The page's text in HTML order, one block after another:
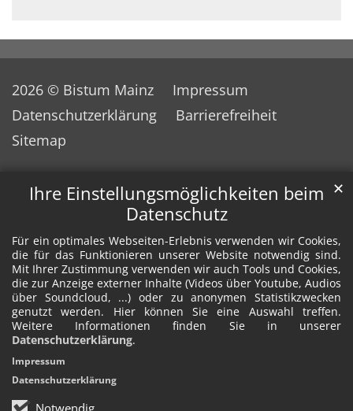
Ihre Einstellungsmöglichkeiten beim
Datenschutz
Für ein optimales Webseiten-Erlebnis verwenden wir Cookies,
die für das Funktionieren unserer Website notwendig sind.
Mit Ihrer Zustimmung verwenden wir auch Tools und Cookies,
die zur Anzeige externer Inhalte (Videos über Youtube, Audios
über Soundcloud, ...) oder zu anonymen Statistikzwecken
genutzt werden. Hier können Sie eine Auswahl treffen.
Weitere Informationen finden Sie in unserer
Datenschutzerklärung.
✕
Impressum
Datenschutzerklärung
2026 © Bistum Mainz
Impressum
Datenschutzerklärung
Barrierefreiheit
Sitemap